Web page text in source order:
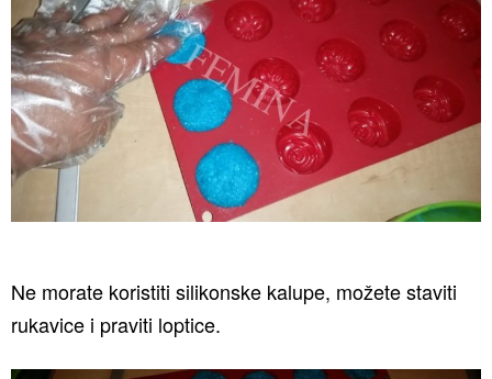
Ne morate koristiti silikonske kalupe, možete staviti
rukavice i praviti loptice.